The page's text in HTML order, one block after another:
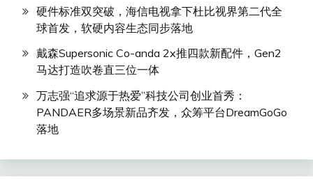
硬件标准双突破，海信电视拿下杜比视界第二代全
球首发，软硬内容生态同步落地
戴森Supersonic Co-anda 2x推四款新配件，Gen2
马达打造吹卷直三位一体
万志强“追求源于热爱”科技公司创业首秀：
PANDAER多场景新品齐发，众筹平台DreamGoGo
落地